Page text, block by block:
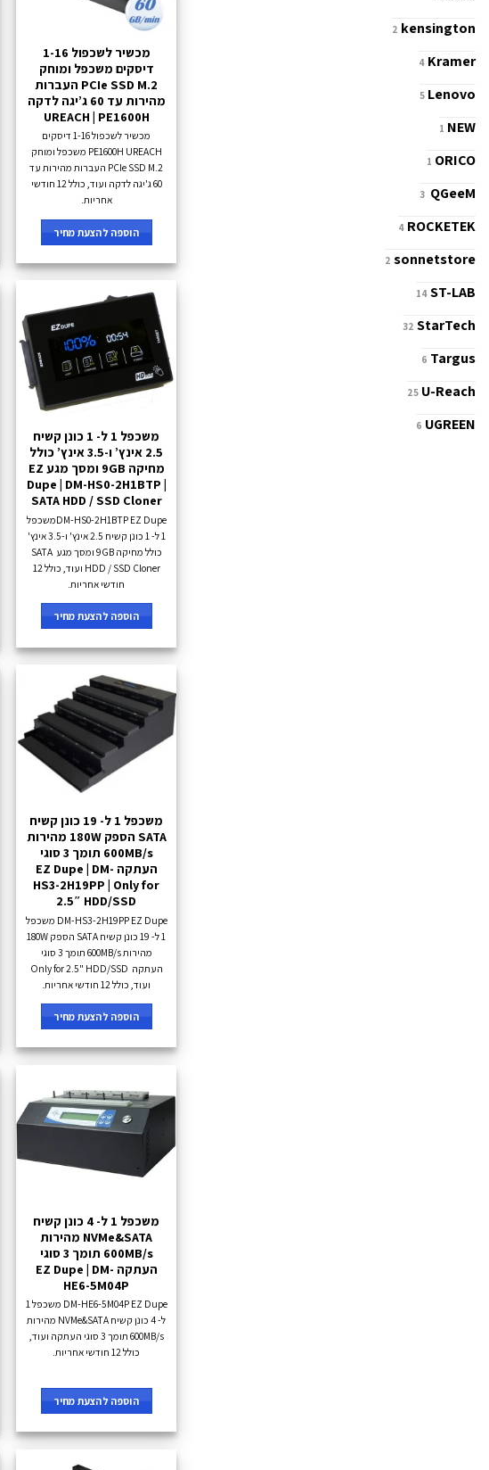
kensington
2
Kramer
4
Lenovo
5
NEW
1
ORICO
1
QGeeM
3
ROCKETEK
4
sonnetstore
2
ST-LAB
14
StarTech
32
Targus
6
U-Reach
25
UGREEN
6
מכשיר לשכפול 1-16
דיסקים משכפל ומוחק
PCIe SSD M.2 העברות
מהירות עד 60 ג’יגה לדקה
UREACH | PE1600H
מכשיר לשכפול 1-16 דיסקים
PE1600H UREACH משכפל ומוחק
PCIe SSD M.2 העברות מהירות עד
60 ג'יגה לדקה ועוד, כולל 12 חודשי
אחריות.
הוספה להצעת מחיר
משכפל 1 ל- 1 כונן קשיח
2.5 אינץ’ ו-3.5 אינץ’ כולל
מחיקה 9GB ומסך מגע EZ
Dupe | DM-HS0-2H1BTP |
SATA HDD / SSD Cloner
DM-HS0-2H1BTP EZ Dupeמשכפל
1 ל- 1 כונן קשיח 2.5 אינץ' ו-3.5 אינץ'
כולל מחיקה 9GB ומסך מגע SATA
HDD / SSD Cloner ועוד, כולל 12
חודשי אחריות.
הוספה להצעת מחיר
משכפל 1 ל- 19 כונן קשיח
SATA הספק 180W מהירות
600MB/s תומך 3 סוגי
העתקה EZ Dupe | DM-
HS3-2H19PP | Only for
2.5″ HDD/SSD
DM-HS3-2H19PP EZ Dupe משכפל
1 ל- 19 כונן קשיח SATA הספק 180W
מהירות 600MB/s תומך 3 סוגי
העתקה Only for 2.5" HDD/SSD
ועוד, כולל 12 חודשי אחריות.
הוספה להצעת מחיר
משכפל 1 ל- 4 כונן קשיח
NVMe&SATA מהירות
600MB/s תומך 3 סוגי
העתקה EZ Dupe | DM-
HE6-5M04P
DM-HE6-5M04P EZ Dupe משכפל 1
ל- 4 כונן קשיח NVMe&SATA מהירות
600MB/s תומך 3 סוגי העתקה ועוד,
כולל 12 חודשי אחריות.
הוספה להצעת מחיר